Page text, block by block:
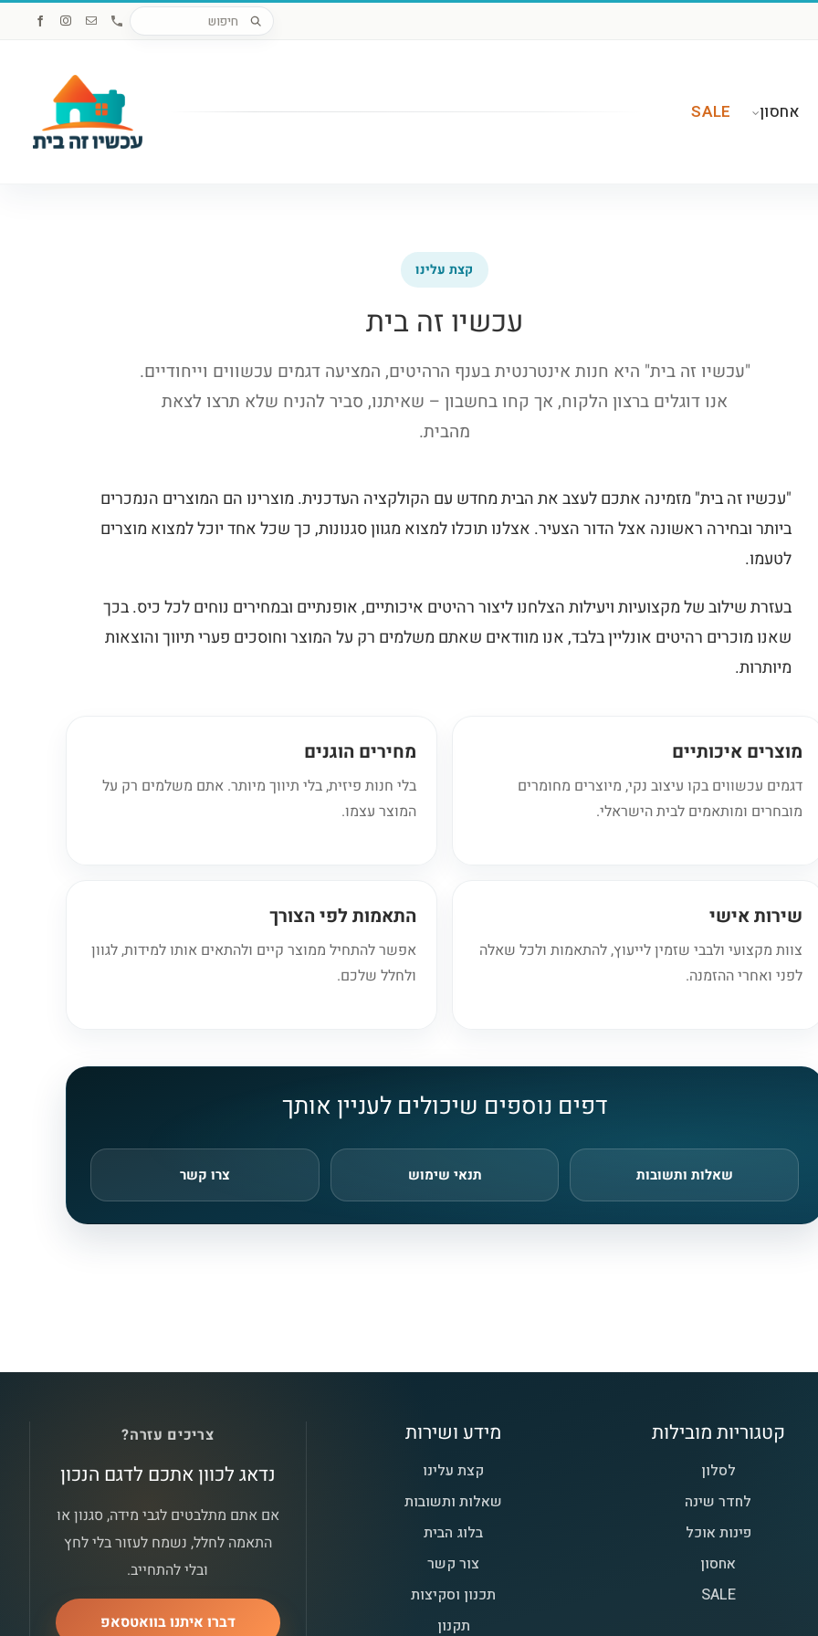
FacebookInstagramכתובתCustom
חיפוש
אחסון SALE
קצת עלינו
עכשיו זה בית
"עכשיו זה בית" היא חנות אינטרנטית בענף הרהיטים, המציעה דגמים עכשווים וייחודיים.
אנו דוגלים ברצון הלקוח, אך קחו בחשבון – שאיתנו, סביר להניח שלא תרצו לצאת
מהבית.
"עכשיו זה בית" מזמינה אתכם לעצב את הבית מחדש עם הקולקציה העדכנית. מוצרינו הם המוצרים הנמכרים
ביותר ובחירה ראשונה אצל הדור הצעיר. אצלנו תוכלו למצוא מגוון סגנונות, כך שכל אחד יוכל למצוא מוצרים
לטעמו.
בעזרת שילוב של מקצועיות ויעילות הצלחנו ליצור רהיטים איכותיים, אופנתיים ובמחירים נוחים לכל כיס. בכך
שאנו מוכרים רהיטים אונליין בלבד, אנו מוודאים שאתם משלמים רק על המוצר וחוסכים פערי תיווך והוצאות
מיותרות.
מוצרים איכותיים
דגמים עכשווים בקו עיצוב נקי, מיוצרים מחומרים
מובחרים ומותאמים לבית הישראלי.
מחירים הוגנים
בלי חנות פיזית, בלי תיווך מיותר. אתם משלמים רק על
המוצר עצמו.
שירות אישי
צוות מקצועי ולבבי שזמין לייעוץ, להתאמות ולכל שאלה
לפני ואחרי ההזמנה.
התאמות לפי הצורך
אפשר להתחיל ממוצר קיים ולהתאים אותו למידות, לגוון
ולחלל שלכם.
דפים נוספים שיכולים לעניין אותך
שאלות ותשובות תנאי שימוש צרו קשר
קטגוריות מובילות
לסלון
לחדר שינה
פינות אוכל
אחסון
SALE
מידע ושירות
קצת עלינו
שאלות ותשובות
בלוג הבית
צור קשר
תכנון וסקיצות
תקנון
צריכים עזרה?
נדאג לכוון אתכם לדגם הנכון
אם אתם מתלבטים לגבי מידה, סגנון או
התאמה לחלל, נשמח לעזור בלי לחץ
ובלי להתחייב.
דברו איתנו בוואטסאפ